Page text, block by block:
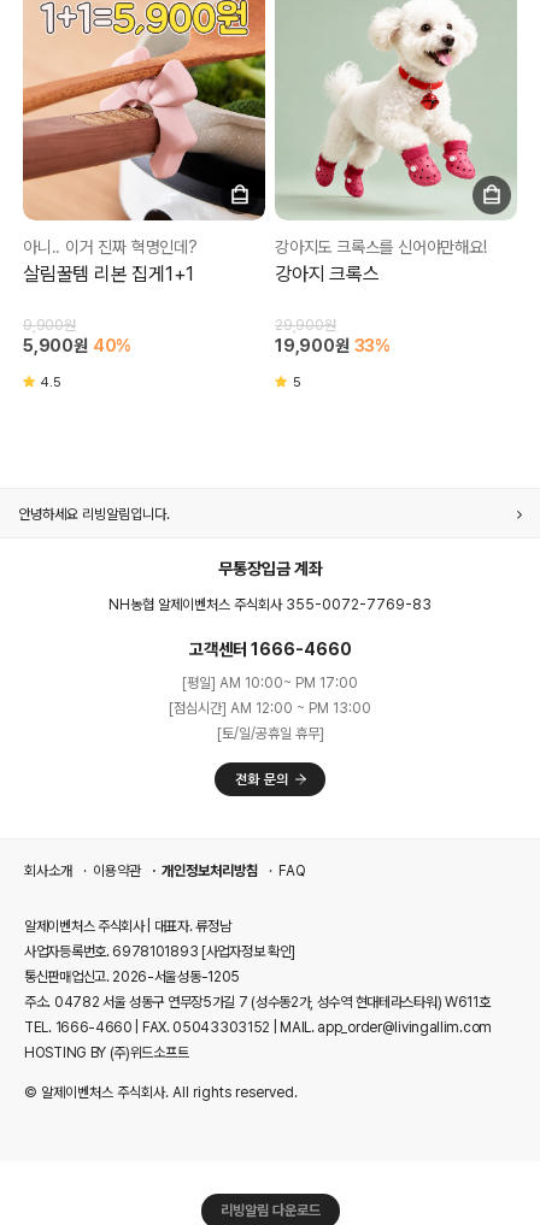
아니.. 이거 진짜 혁명인데?
살림꿀템 리본 집게1+1
9,900원
5,900원 40%
4.5
강아지도 크록스를 신어야만해요!
강아지 크록스
29,900원
19,900원 33%
5
안녕하세요 리빙알림입니다.
무통장입금 계좌
NH농협 알제이벤처스 주식회사 355-0072-7769-83
고객센터 1666-4660
[평일] AM 10:00~ PM 17:00
[점심시간] AM 12:00 ~ PM 13:00
[토/일/공휴일 휴무]
회사소개 이용약관 개인정보처리방침 FAQ
알제이벤처스 주식회사 | 대표자. 류정남
사업자등록번호. 6978101893 [사업자정보 확인]
통신판매업신고. 2026-서울성동-1205
주소. 04782 서울 성동구 연무장5가길 7 (성수동2가, 성수역 현대테라스타워) W611호
TEL. 1666-4660 | FAX. 05043303152 | MAIL. app_order@livingallim.com
HOSTING BY (주)위드소프트
© 알제이벤처스 주식회사. All rights reserved.
리빙알림 다운로드